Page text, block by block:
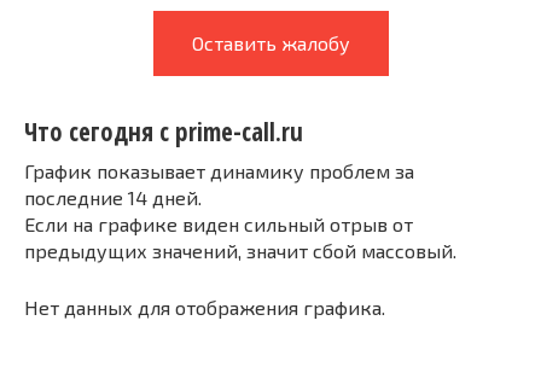
Оставить жалобу
Что сегодня с prime-call.ru
График показывает динамику проблем за
последние 14 дней.
Если на графике виден сильный отрыв от
предыдущих значений, значит сбой массовый.
Нет данных для отображения графика.